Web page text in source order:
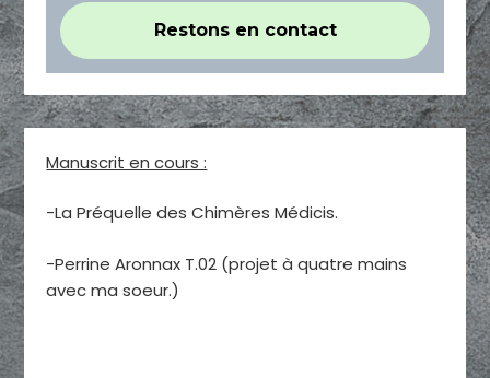
Manuscrit en cours :
-La Préquelle des Chimères Médicis.
-Perrine Aronnax T.02 (projet à quatre mains
avec ma soeur.)